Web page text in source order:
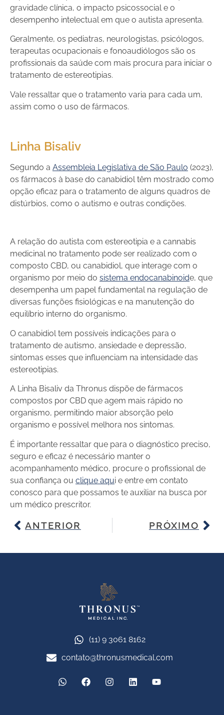
gravidade clínica, o impacto psicossocial e o
desempenho intelectual em que o autista apresenta.
Geralmente, os pediatras, neurologistas, psicólogos,
terapeutas ocupacionais e fonoaudiólogos são os
profissionais da saúde com mais procura para iniciar o
tratamento de estereotipias.
Vale ressaltar que o tratamento varia para cada um,
assim como o uso de fármacos.
Linha Bisaliv
Segundo a Assembleia Legislativa de São Paulo (2023),
os fármacos à base do canabidiol têm mostrado como
opção eficaz para o tratamento de alguns quadros de
distúrbios, como o autismo e outras condições.
A relação do autista com estereotipia e a cannabis
medicinal no tratamento pode ser realizado com o
composto CBD, ou canabidiol, que interage com o
organismo por meio do sistema endocanabinoide, que
desempenha um papel fundamental na regulação de
diversas funções fisiológicas e na manutenção do
equilíbrio interno do organismo.
O canabidiol tem possíveis indicações para o
tratamento de autismo, ansiedade e depressão,
sintomas esses que influenciam na intensidade das
estereotipias.
A Linha Bisaliv da Thronus dispõe de fármacos
compostos por CBD que agem mais rápido no
organismo, permitindo maior absorção pelo
organismo e possível melhora nos sintomas.
É importante ressaltar que para o diagnóstico preciso,
seguro e eficaz é necessário manter o
acompanhamento médico, procure o profissional de
sua confiança ou clique aqui e entre em contato
conosco para que possamos te auxiliar na busca por
um médico prescritor.
ANTERIOR PRÓXIMO
(11) 9 3061 8162
contato@thronusmedical.com